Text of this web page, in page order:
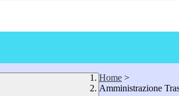
Home >
Amministrazione